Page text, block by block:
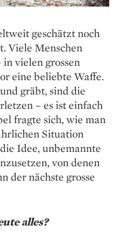
geschätzt noch
Viele Menschen
vielen grossen
eine beliebte Waffe.
gräbt, sind die
– es ist einfach
fragte sich, wie man
Situation
Idee, unbemannte
von denen
der nächste grosse
alles?